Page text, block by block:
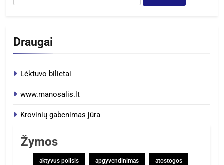
Draugai
Lėktuvo bilietai
www.manosalis.lt
Krovinių gabenimas jūra
Žymos
aktyvus poilsis apgyvendinimas atostogos